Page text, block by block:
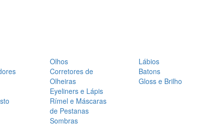
Olhos
Corretores de
Olheiras
Eyeliners e Lápis
Rímel e Máscaras
de Pestanas
Sombras
Lábios
Batons
Gloss e Brilho